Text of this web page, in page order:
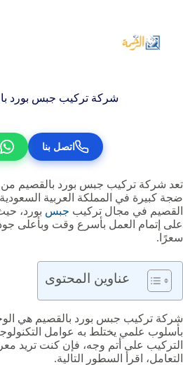
المحتوى
شركة تركيب جبس بورد
اتصل بنا
تعد شركة تركيب جبس بورد بالقصيم من
ضجة كبيرة في المملكة العربية
القصيم في مجال تركيب جبس بورد،
على إتمام العمل بأسرع وقت وبأعلى
سعرًا.
عناوين المحتوى
شركة تركيب جبس بورد بالقصيم هي
بأسلوب علمي يختلط به عوامل
التركيب على أتم وجه، فإن كنت تريد
التعامل، اقرأ السطور التالية.